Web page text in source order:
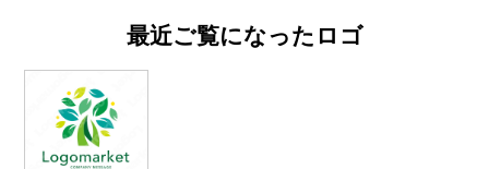
最近ご覧になったロゴ